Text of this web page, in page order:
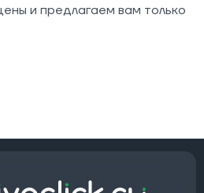
и предлагаем вам только